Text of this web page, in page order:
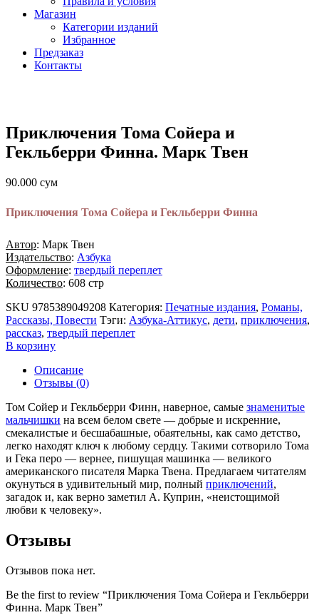
Магазин
Категории изданий
Избранное
Предзаказ
Контакты
Приключения Тома Сойера и
Гекльберри Финна. Марк Твен
90.000 сум
Приключения Тома Сойера и Гекльберри Финна
Автор: Марк Твен
Издательство: Азбука
Оформление: твердый переплет
Количество: 608 стр
SKU 9785389049208 Категория: Печатные издания, Романы,
Рассказы, Повести Тэги: Азбука-Аттикус, дети, приключения,
рассказ, твердый переплет
В корзину
Описание
Отзывы (0)
Том Сойер и Гекльберри Финн, наверное, самые знаменитые
мальчишки на всем белом свете — добрые и искренние,
смекалистые и бесшабашные, обаятельны, как само детство,
легко находят ключ к любому сердцу. Такими сотворило Тома
и Гека перо — вернее, пишущая машинка — великого
американского писателя Марка Твена. Предлагаем читателям
окунуться в удивительный мир, полный приключений,
загадок и, как верно заметил А. Куприн, «неистощимой
любви к человеку».
Отзывы
Отзывов пока нет.
Be the first to review “Приключения Тома Сойера и Гекльберри
Финна. Марк Твен”